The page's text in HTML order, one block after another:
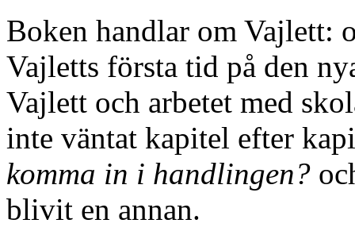
Boken handlar om Vajlett:
Vajletts första tid på den
Vajlett och arbetet med
inte väntat kapitel efter
komma in i handlingen?
blivit en annan.